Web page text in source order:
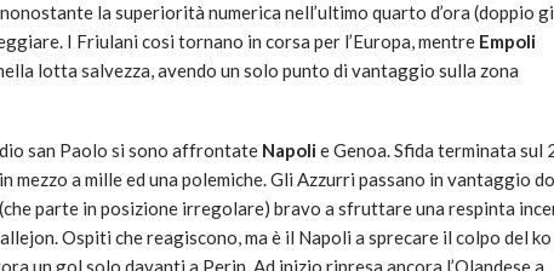
la superiorità numerica nell’ultimo quarto d’ora (doppio
I Friulani cosi tornano in corsa per l’Europa, mentre Empoli
lotta salvezza, avendo un solo punto di vantaggio sulla zona
san Paolo si sono affrontate Napolie Genoa. Sfida terminata sul
mezzo a mille ed una polemiche. Gli Azzurri passano in vantaggio
parte in posizione irregolare) bravo a sfruttare una respinta
Ospiti che reagiscono, ma è il Napoli a sprecare il colpo del ko